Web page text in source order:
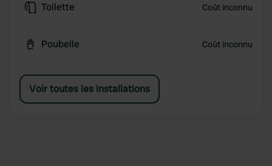
Toilette Coût inconnu
Poubelle Coût inconnu
Voir toutes les installations